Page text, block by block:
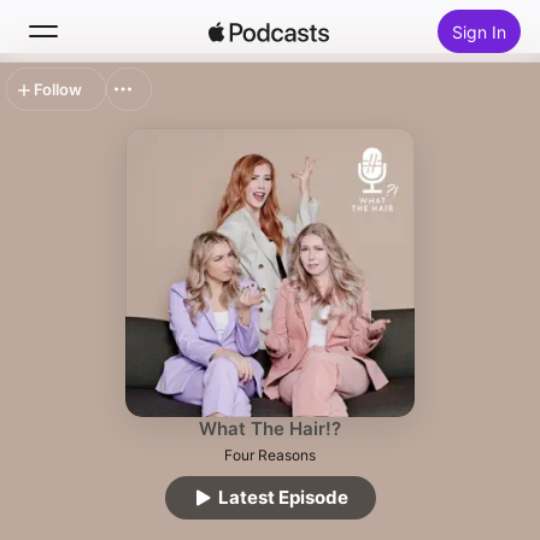
Sign In
What The Hair!?
Four Reasons
Latest Episode
Follow